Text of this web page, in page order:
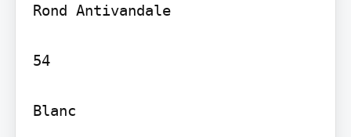
Rond Antivandale
54
Blanc